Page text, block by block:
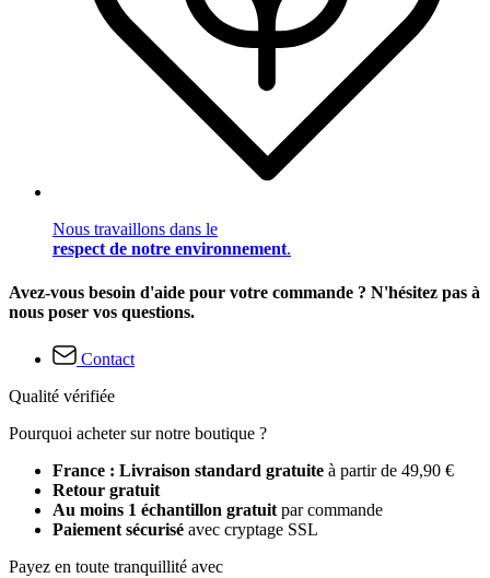
Nous travaillons dans le
respect de notre environnement.
Avez-vous besoin d'aide pour votre commande ? N'hésitez pas à
nous poser vos questions.
Contact
Qualité vérifiée
Pourquoi acheter sur notre boutique ?
France : Livraison standard gratuite à partir de 49,90 €
Retour gratuit
Au moins 1 échantillon gratuit par commande
Paiement sécurisé avec cryptage SSL
Payez en toute tranquillité avec